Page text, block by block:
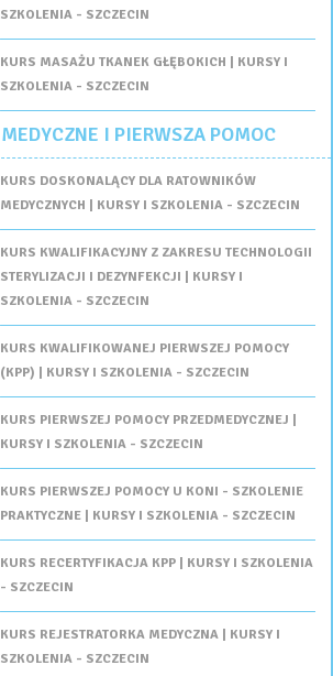
SZKOLENIA - SZCZECIN
KURS MASAŻU TKANEK GŁĘBOKICH | KURSY I
SZKOLENIA - SZCZECIN
MEDYCZNE I PIERWSZA POMOC
KURS DOSKONALĄCY DLA RATOWNIKÓW
MEDYCZNYCH | KURSY I SZKOLENIA - SZCZECIN
KURS KWALIFIKACYJNY Z ZAKRESU TECHNOLOGII
STERYLIZACJI I DEZYNFEKCJI | KURSY I
SZKOLENIA - SZCZECIN
KURS KWALIFIKOWANEJ PIERWSZEJ POMOCY
(KPP) | KURSY I SZKOLENIA - SZCZECIN
KURS PIERWSZEJ POMOCY PRZEDMEDYCZNEJ |
KURSY I SZKOLENIA - SZCZECIN
KURS PIERWSZEJ POMOCY U KONI - SZKOLENIE
PRAKTYCZNE | KURSY I SZKOLENIA - SZCZECIN
KURS RECERTYFIKACJA KPP | KURSY I SZKOLENIA
- SZCZECIN
KURS REJESTRATORKA MEDYCZNA | KURSY I
SZKOLENIA - SZCZECIN